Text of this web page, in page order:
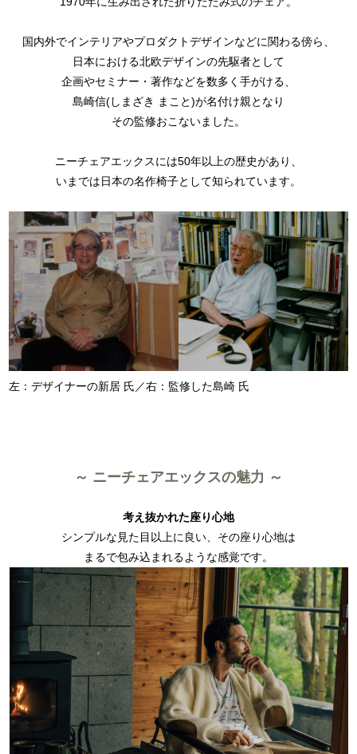
国内外でインテリアやプロダクトデザインなどに関わる傍ら、
日本における北欧デザインの先駆者として
企画やセミナー・著作などを数多く手がける、
島崎信(しまざき まこと)が名付け親となり
その監修おこないました。
ニーチェアエックスには50年以上の歴史があり、
いまでは日本の名作椅子として知られています。
左：デザイナーの新居 氏／右：監修した島崎 氏
～ ニーチェアエックスの魅力 ～
考え抜かれた座り心地
シンプルな見た目以上に良い、その座り心地は
まるで包み込まれるような感覚です。